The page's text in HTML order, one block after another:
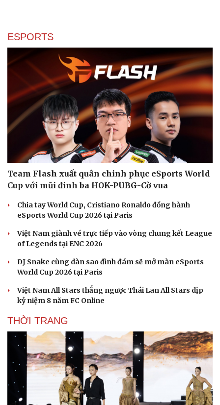
Văn hóa
Sân khấu - Điện ảnh
Giải trí
Nghệ sĩ
ESPORTS
Team Flash xuất quân chinh phục eSports World
Cup với mũi đinh ba HOK-PUBG-Cờ vua
Chia tay World Cup, Cristiano Ronaldo đồng hành
eSports World Cup 2026 tại Paris
Việt Nam giành vé trực tiếp vào vòng chung kết League
of Legends tại ENC 2026
DJ Snake cùng dàn sao đình đám sẽ mở màn eSports
World Cup 2026 tại Paris
Việt Nam All Stars thắng ngược Thái Lan All Stars dịp
kỷ niệm 8 năm FC Online
THỜI TRANG